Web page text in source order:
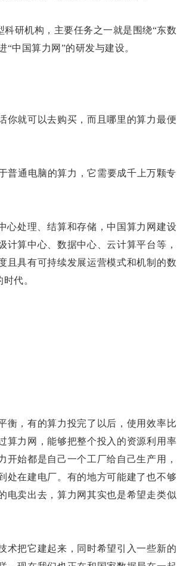
研机构，主要任务之一就是围绕“东数
中国算力网”的研发与建设。
你就可以去购买，而且哪里的算力最便
通电脑的算力，它需要成千上万颗专
处理、结算和存储，中国算力网建设
算中心、数据中心、云计算平台等，
且具有可持续发展运营模式和机制的数
代。
衡，有的算力投完了以后，使用效率比
算力网，能够把整个投入的资源利用率
始都是自己一个工厂给自己生产用，
处在建电厂。有的地方可能建了也不够
电卖出去，算力网其实也是希望走类似
把它建起来，同时希望引入一些新的